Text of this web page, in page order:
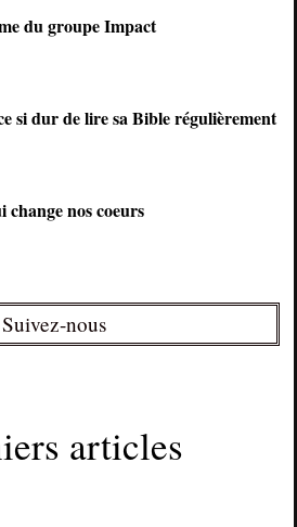
du groupe Impact
si dur de lire sa Bible régulièrement
nos coeurs
Suivez-nous
articles